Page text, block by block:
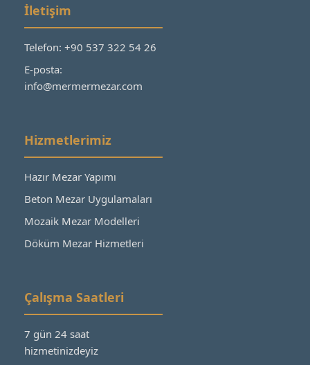
İletişim
Telefon: +90 537 322 54 26
E-posta:
info@mermermezar.com
Hizmetlerimiz
Hazır Mezar Yapımı
Beton Mezar Uygulamaları
Mozaik Mezar Modelleri
Döküm Mezar Hizmetleri
Çalışma Saatleri
7 gün 24 saat
hizmetinizdeyiz